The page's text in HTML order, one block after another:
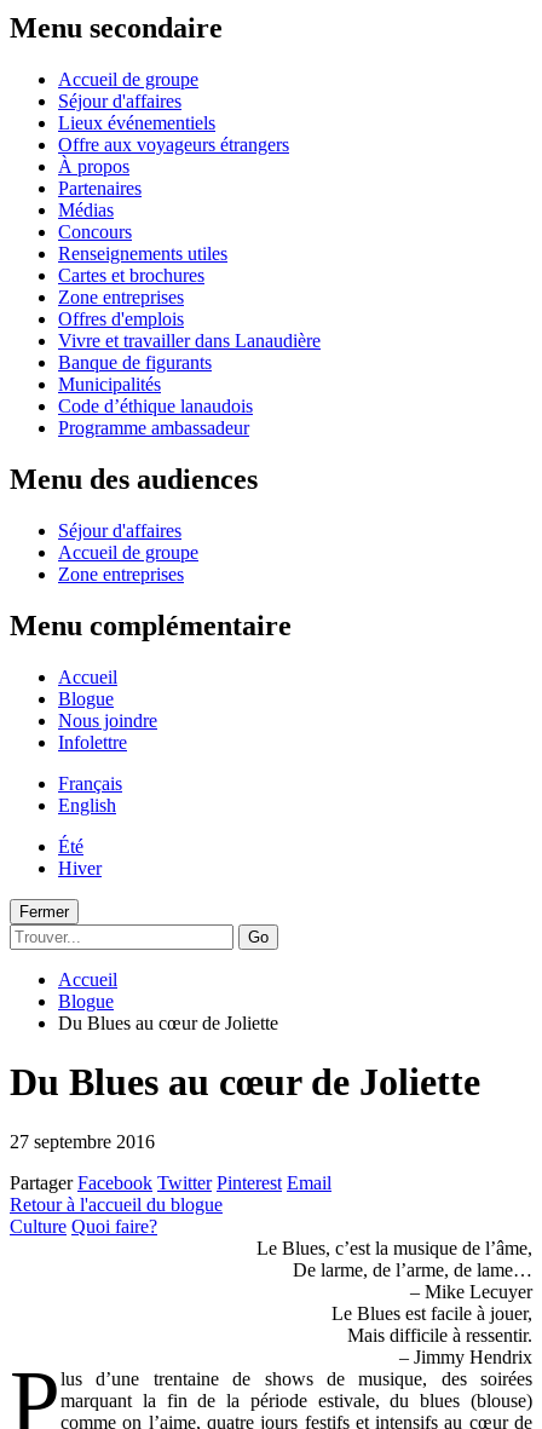
Menu secondaire
Accueil de groupe
Séjour d'affaires
Lieux événementiels
Offre aux voyageurs étrangers
À propos
Partenaires
Médias
Concours
Renseignements utiles
Cartes et brochures
Zone entreprises
Offres d'emplois
Vivre et travailler dans Lanaudière
Banque de figurants
Municipalités
Code d’éthique lanaudois
Programme ambassadeur
Menu des audiences
Séjour d'affaires
Accueil de groupe
Zone entreprises
Menu complémentaire
Accueil
Blogue
Nous joindre
Infolettre
Français
English
Été
Hiver
Fermer
Go
Accueil
Blogue
Du Blues au cœur de Joliette
Du Blues au cœur de Joliette
27 septembre 2016
Partager Facebook Twitter Pinterest Email
Retour à l'accueil du blogue
Culture Quoi faire?
Le Blues, c’est la musique de l’âme,
De larme, de l’arme, de lame…
– Mike Lecuyer
Le Blues est facile à jouer,
Mais difficile à ressentir.
– Jimmy Hendrix
Plus d’une trentaine de shows de musique, des soirées
marquant la fin de la période estivale, du blues (blouse)
comme on l’aime, quatre jours festifs et intensifs au cœur de